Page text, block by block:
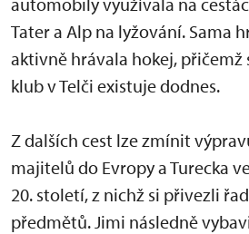
Tater a Alp na lyžování. Sama
aktivně hrávala hokej, přičemž
klub v Telči existuje dodnes.
Z dalších cest lze zmínit
majitelů do Evropy a Turecka
20. století, z nichž si přivezli
předmětů. Jimi následně